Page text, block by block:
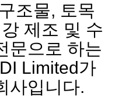
조물, 토목
제조 및 수
문으로 하는
Limited가
사입니다.